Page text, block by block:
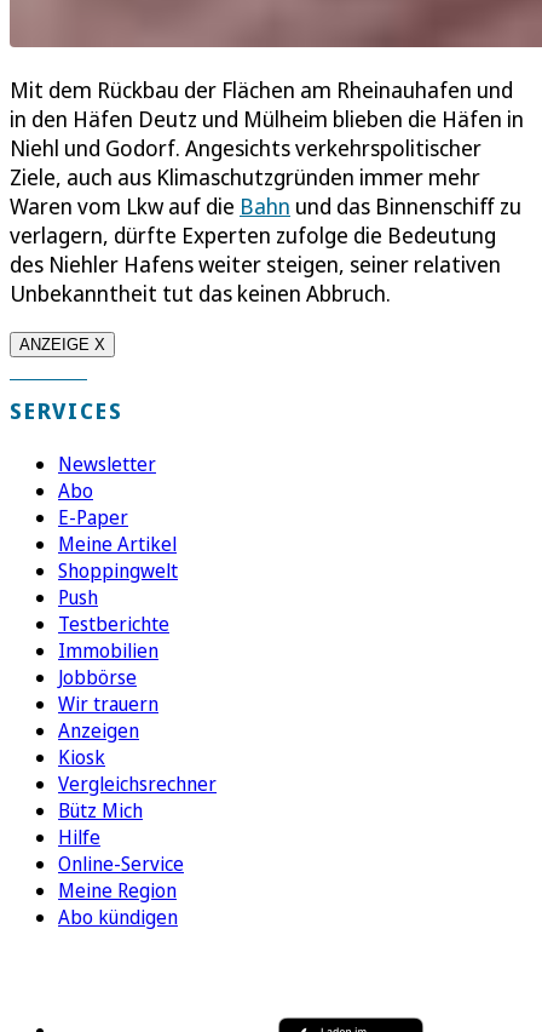
Mit dem Rückbau der Flächen am Rheinauhafen und
in den Häfen Deutz und Mülheim blieben die Häfen in
Niehl und Godorf. Angesichts verkehrspolitischer
Ziele, auch aus Klimaschutzgründen immer mehr
Waren vom Lkw auf die Bahn und das Binnenschiff zu
verlagern, dürfte Experten zufolge die Bedeutung
des Niehler Hafens weiter steigen, seiner relativen
Unbekanntheit tut das keinen Abbruch.
ANZEIGE X
SERVICES
Newsletter
Abo
E-Paper
Meine Artikel
Shoppingwelt
Push
Testberichte
Immobilien
Jobbörse
Wir trauern
Anzeigen
Kiosk
Vergleichsrechner
Bütz Mich
Hilfe
Online-Service
Meine Region
Abo kündigen